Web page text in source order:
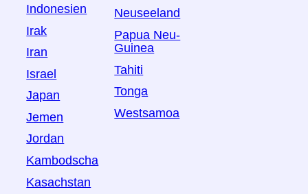
Indonesien
Irak
Iran
Israel
Japan
Jemen
Jordan
Kambodscha
Kasachstan
Neuseeland
Papua Neu-
Guinea
Tahiti
Tonga
Westsamoa